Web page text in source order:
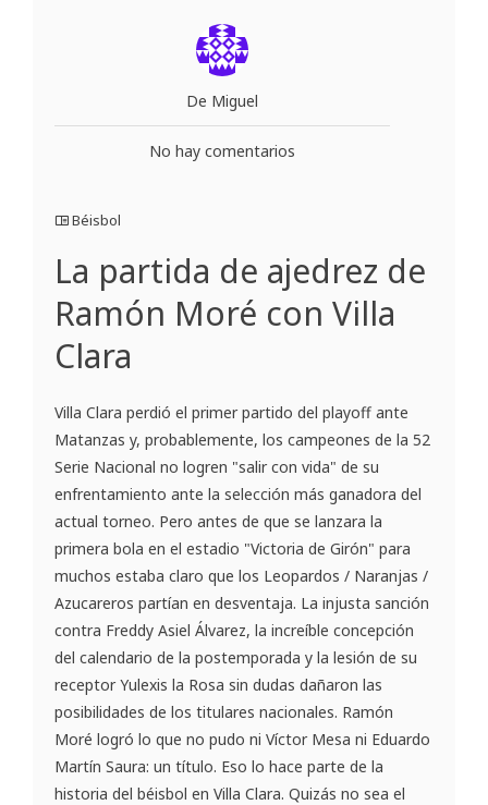
De Miguel
No hay comentarios
Béisbol
La partida de ajedrez de
Ramón Moré con Villa
Clara
Villa Clara perdió el primer partido del playoff ante
Matanzas y, probablemente, los campeones de la 52
Serie Nacional no logren "salir con vida" de su
enfrentamiento ante la selección más ganadora del
actual torneo. Pero antes de que se lanzara la
primera bola en el estadio "Victoria de Girón" para
muchos estaba claro que los Leopardos / Naranjas /
Azucareros partían en desventaja. La injusta sanción
contra Freddy Asiel Álvarez, la increíble concepción
del calendario de la postemporada y la lesión de su
receptor Yulexis la Rosa sin dudas dañaron las
posibilidades de los titulares nacionales. Ramón
Moré logró lo que no pudo ni Víctor Mesa ni Eduardo
Martín Saura: un título. Eso lo hace parte de la
historia del béisbol en Villa Clara. Quizás no sea el